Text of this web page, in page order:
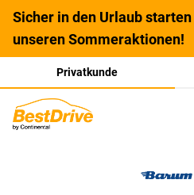
Sicher in den Urlaub
unseren Sommeraktionen!
Privatkunde